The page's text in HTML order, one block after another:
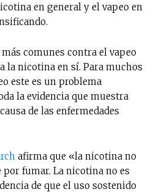
en general y el vapeo en
comunes contra el vapeo
la nicotina en sí. Para muchos
este es un problema
la evidencia que muestra
de las enfermedades
afirma que «la nicotina no
por fumar. La nicotina no es
de que el uso sostenido